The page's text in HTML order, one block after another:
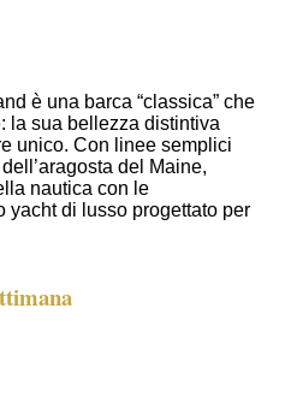
è una barca “classica” che
la sua bellezza distintiva
unico. Con linee semplici
del Maine,
nautica con le
yacht di lusso progettato per